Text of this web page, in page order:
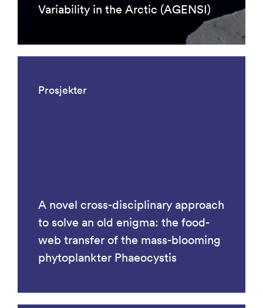
Variability in the Arctic (AGENSI)
Prosjekter
A novel cross-disciplinary approach
to solve an old enigma: the food-
web transfer of the mass-blooming
phytoplankter Phaeocystis